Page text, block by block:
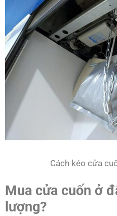
Cách kéo cửa
Mua cửa cuốn ở
lượng?